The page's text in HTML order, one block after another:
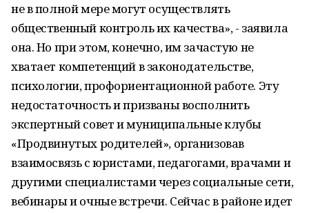
не в полной мере могут осуществлять
общественный контроль их качества», - заявила
она. Но при этом, конечно, им зачастую не
хватает компетенций в законодательстве,
психологии, профориентационной работе. Эту
недостаточность и призваны восполнить
экспертный совет и муниципальные клубы
«Продвинутых родителей», организовав
взаимосвязь с юристами, педагогами, врачами и
другими специалистами через социальные сети,
вебинары и очные встречи. Сейчас в районе идет